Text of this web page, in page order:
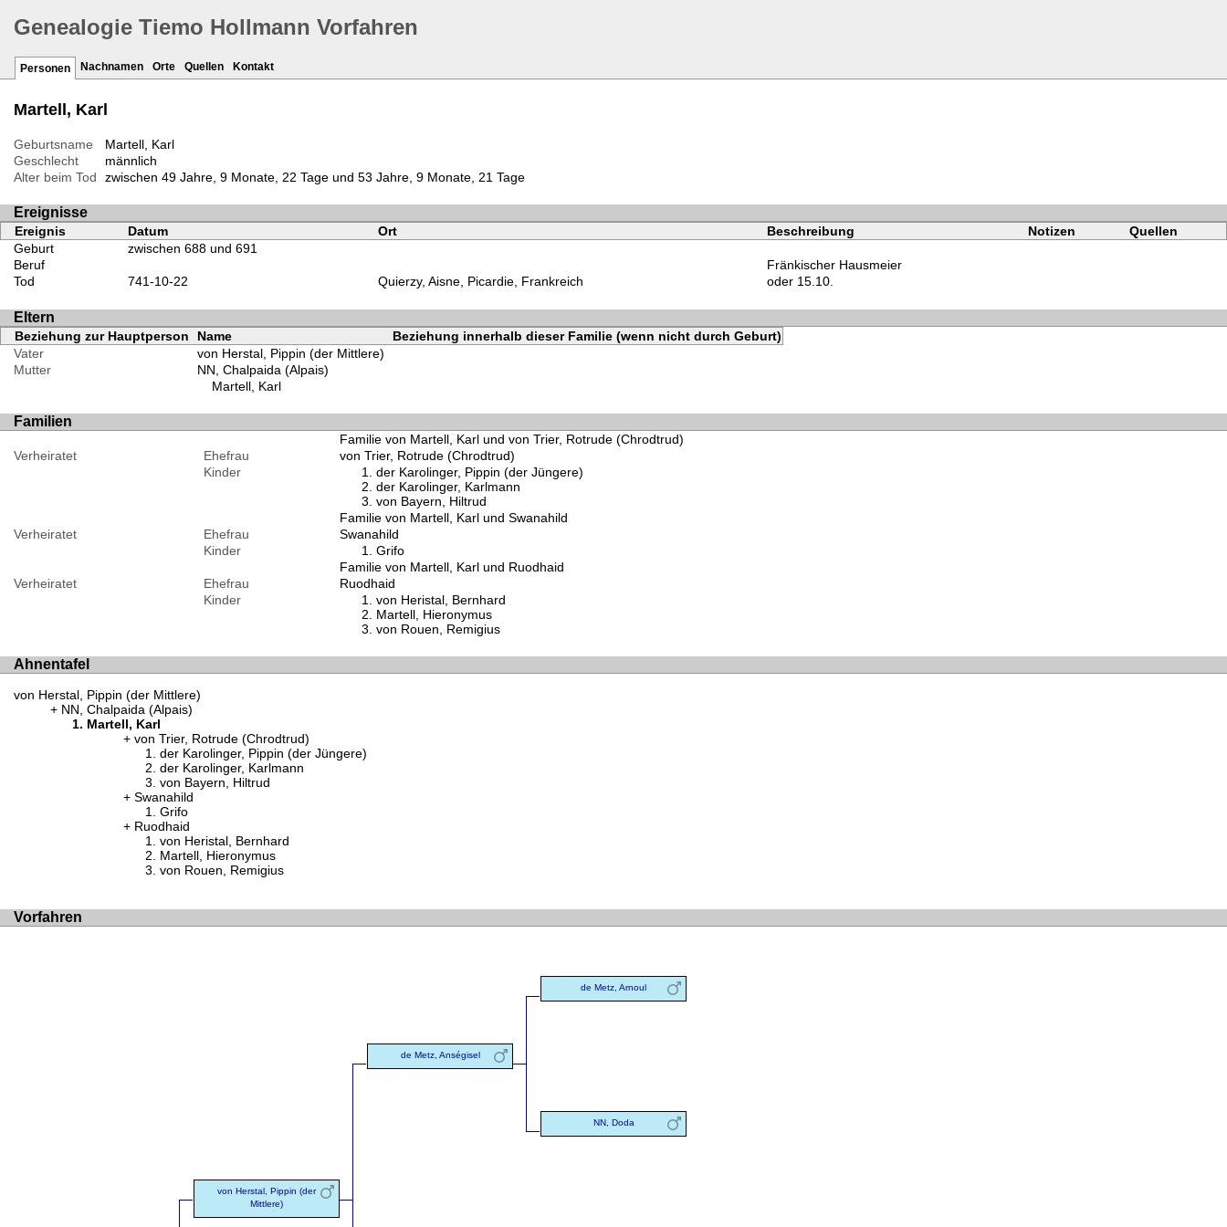
Genealogie Tiemo Hollmann Vorfahren
Personen Nachnamen Orte Quellen Kontakt
Martell, Karl
Geburtsname
Martell, Karl
Geschlecht
männlich
Alter beim Tod
zwischen 49 Jahre, 9 Monate, 22 Tage und 53 Jahre, 9 Monate, 21 Tage
Ereignisse
Ereignis Datum Ort Beschreibung Notizen
Quellen
Geburt
zwischen 688 und 691
Beruf
Fränkischer Hausmeier
Tod
741-10-22 Quierzy, Aisne, Picardie, Frankreich oder 15.10.
Eltern
Beziehung zur Hauptperson Name
Beziehung innerhalb dieser Familie (wenn nicht durch Geburt)
Vater
von Herstal, Pippin (der Mittlere)
Mutter
NN, Chalpaida (Alpais)
Martell, Karl
Familien
Familie von Martell, Karl und von Trier, Rotrude (Chrodtrud)
Verheiratet
Ehefrau
von Trier, Rotrude (Chrodtrud)
Kinder
der Karolinger, Pippin (der Jüngere)
der Karolinger, Karlmann
von Bayern, Hiltrud
Familie von Martell, Karl und Swanahild
Verheiratet
Ehefrau
Swanahild
Kinder
Grifo
Familie von Martell, Karl und Ruodhaid
Verheiratet
Ehefrau
Ruodhaid
Kinder
von Heristal, Bernhard
Martell, Hieronymus
von Rouen, Remigius
Ahnentafel
von Herstal, Pippin (der Mittlere)
NN, Chalpaida (Alpais)
Martell, Karl
von Trier, Rotrude (Chrodtrud)
der Karolinger, Pippin (der Jüngere)
der Karolinger, Karlmann
von Bayern, Hiltrud
Swanahild
Grifo
Ruodhaid
von Heristal, Bernhard
Martell, Hieronymus
von Rouen, Remigius
Vorfahren
von Herstal, Pippin (der
Mittlere)
de Metz, Anségisel
de Metz, Arnoul
NN, Doda